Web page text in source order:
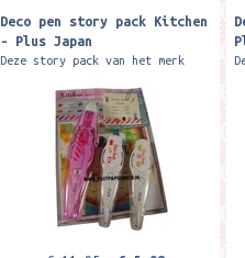
Deco pen story pack Kitchen
- Plus Japan
Deze story pack van het merk
decoratie set met 1 pen +
1 decoratie tape en 2...